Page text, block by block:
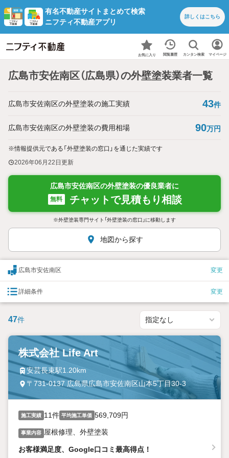
有名不動産サイトまとめて検索
ニフティ不動産アプリ
詳しくはこちら
お気に入り 閲覧履歴 カンタン検索 マイページ
広島市安佐南区（広島県）の外壁塗装業者一覧
広島市安佐南区の外壁塗装の施工実績 43件
広島市安佐南区の外壁塗装の費用相場 90万円
※情報提供元である「外壁塗装の窓口」を通じた実績です
2026年06月22日更新
広島市安佐南区の外壁塗装の優良業者に
無料 チャットで見積もり相談
※外壁塗装専門サイト「外壁塗装の窓口」に移動します
地図から探す
広島市安佐南区 変更
詳細条件 変更
47件
株式会社 Life Art
安芸長束駅1.20km
〒731-0137 広島県広島市安佐南区山本5丁目30-3
施工実績 11件 平均施工単価 569,709円
事業内容 屋根修理、外壁塗装
お客様満足度、Google口コミ最高得点！